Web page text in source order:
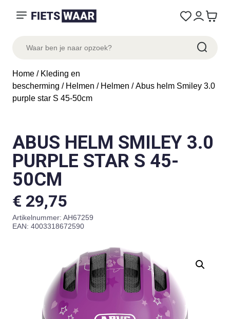
Home / Kleding en
bescherming / Helmen / Helmen / Abus helm Smiley 3.0
purple star S 45-50cm
ABUS HELM SMILEY 3.0
PURPLE STAR S 45-
50CM
€ 29,75
Artikelnummer: AH67259
EAN: 4003318672590